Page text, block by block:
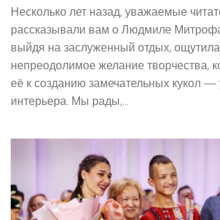
Несколько лет назад, уважаемые
рассказывали вам о Людмиле
выйдя на заслуженный отдых,
непреодолимое желание творчества,
её к созданию замечательных кукол
интерьера. Мы рады,...